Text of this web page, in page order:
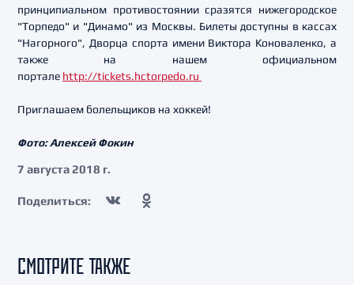
принципиальном противостоянии сразятся нижегородское
"Торпедо" и "Динамо" из Москвы. Билеты доступны в кассах
"Нагорного", Дворца спорта имени Виктора Коноваленко, а
также на нашем официальном
портале http://tickets.hctorpedo.ru
Приглашаем болельщиков на хоккей!
Фото: Алексей Фокин
7 августа 2018 г.
Поделиться:
СМОТРИТЕ ТАКЖЕ